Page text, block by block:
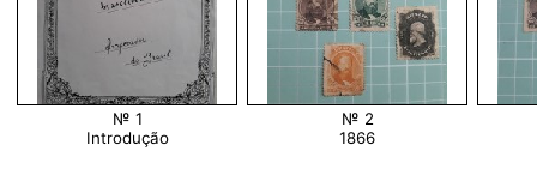
№ 1
Introdução
№ 2
1866